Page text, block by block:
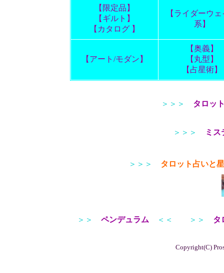
【限定品】
【ギルト】
【カタログ 】
【ライダーウ
系】
【アート/モダン】
【奥義】
【丸型】
【占星術】
＞＞＞ タロッ
＞＞＞ ミス
＞＞＞ タロット占いと
＞＞ ペンデュラム ＜＜ ＞＞ タ
Copyright(C)